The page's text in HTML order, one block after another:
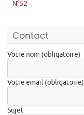
N°52
Contact
Votre nom (obligatoire)
Votre email (obligatoire)
Sujet